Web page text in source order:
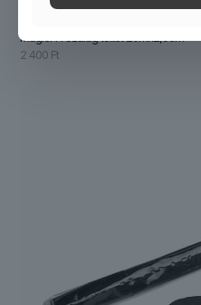
MagicFX Szalag töltet 20mx2,5cm
2 400 Ft